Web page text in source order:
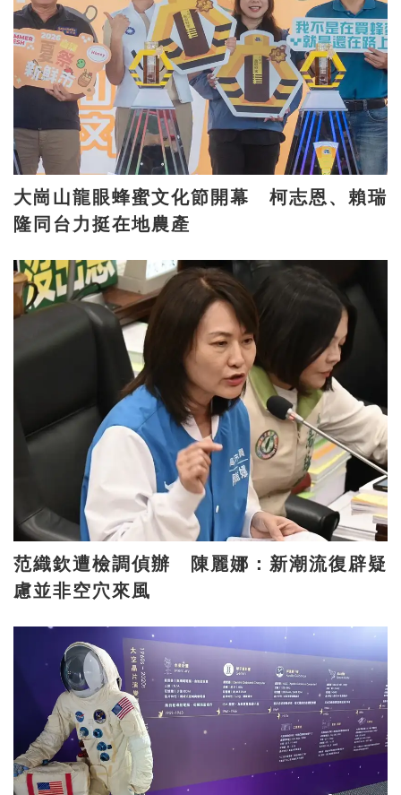
大崗山龍眼蜂蜜文化節開幕 柯志恩、賴瑞
隆同台力挺在地農產
范織欽遭檢調偵辦 陳麗娜：新潮流復辟疑
慮並非空穴來風